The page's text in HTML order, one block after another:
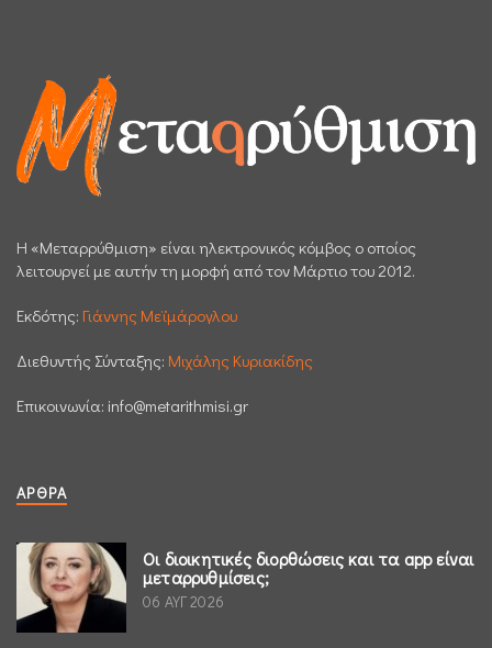
H «Μεταρρύθμιση» είναι ηλεκτρονικός κόμβος ο οποίος
λειτουργεί με αυτήν τη μορφή από τον Μάρτιο του 2012.
Εκδότης: Γιάννης Μεϊμάρογλου
Διεθυντής Σύνταξης: Μιχάλης Κυριακίδης
Επικοινωνία: info@metarithmisi.gr
ΆΡΘΡΑ
Οι διοικητικές διορθώσεις και τα app είναι
μεταρρυθμίσεις;
06 ΑΥΓ 2026